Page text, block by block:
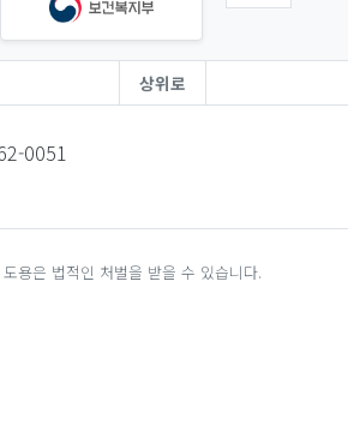
상위로
0051
용은 법적인 처벌을 받을 수 있습니다.